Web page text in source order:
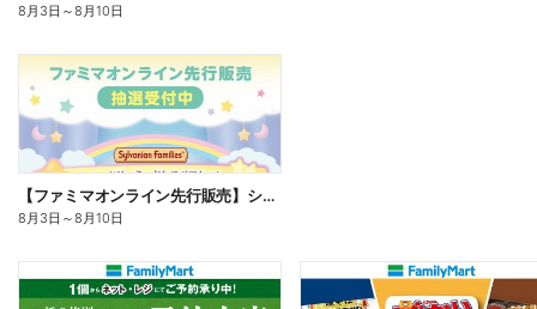
8月3日 ～8月10日
【ファミマオンライン先行販売】シルバニアファミリー
8月3日 ～8月10日